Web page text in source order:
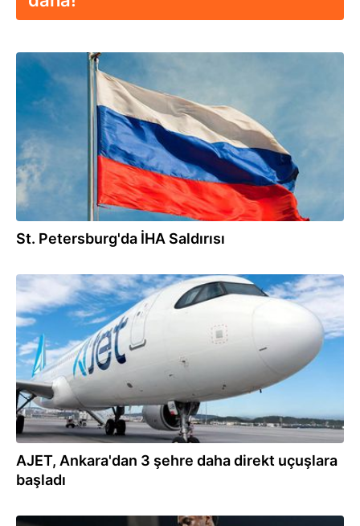
04.07.2026
St. Petersburg'da İHA Saldırısı
03.07.2026
AJET, Ankara'dan 3 şehre daha direkt uçuşlara
başladı